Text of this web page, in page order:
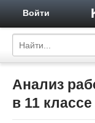
Войти
Анализ
в 11